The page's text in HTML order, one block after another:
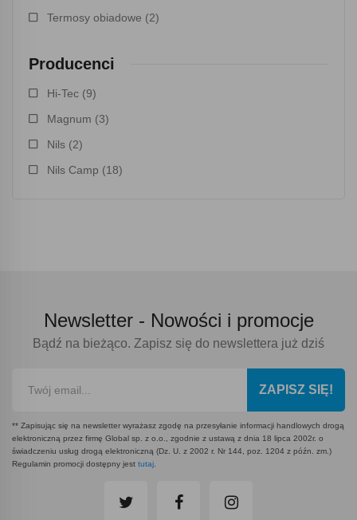
Termosy obiadowe (2)
Producenci
Hi-Tec (9)
Magnum (3)
Nils (2)
Nils Camp (18)
Newsletter - Nowości i promocje
Bądź na bieżąco. Zapisz się do newslettera już dziś
ZAPISZ SIĘ!
** Zapisując się na newsletter wyrażasz zgodę na przesyłanie informacji handlowych drogą
elektroniczną przez firmę Global sp. z o.o., zgodnie z ustawą z dnia 18 lipca 2002r. o
świadczeniu usług drogą elektroniczną (Dz. U. z 2002 r. Nr 144, poz. 1204 z późn. zm.)
Regulamin promocji dostępny jest tutaj.